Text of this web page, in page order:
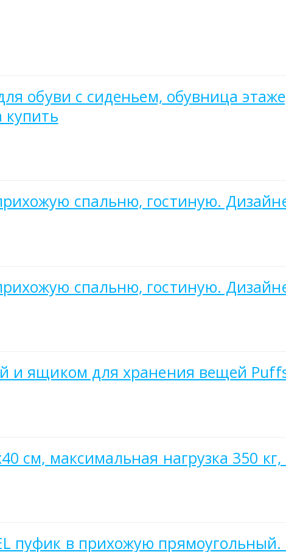
обуви с сиденьем, обувница
купить
спальню, гостиную.
спальню, гостиную.
и ящиком для хранения вещей
см, максимальная нагрузка 350
пуфик в прихожую